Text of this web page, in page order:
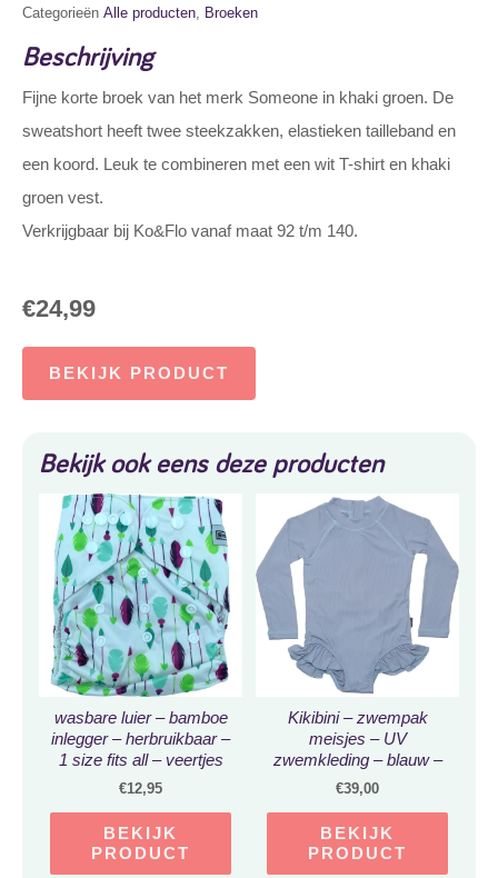
Categorieën Alle producten, Broeken
Beschrijving
Fijne korte broek van het merk Someone in khaki groen. De
sweatshort heeft twee steekzakken, elastieken tailleband en
een koord. Leuk te combineren met een wit T-shirt en khaki
groen vest.
Verkrijgbaar bij Ko&Flo vanaf maat 92 t/m 140.
€24,99
BEKIJK PRODUCT
Bekijk ook eens deze producten
wasbare luier – bamboe
inlegger – herbruikbaar –
1 size fits all – veertjes
print – van 3 t/m 18 kg –
herbruikbaar –
pocketluier – ecofriendly
€12,95
BEKIJK
PRODUCT
Kikibini – zwempak
meisjes – UV
zwemkleding – blauw –
maat 92/98
€39,00
BEKIJK
PRODUCT